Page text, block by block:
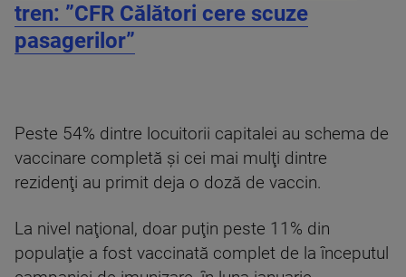
tren: ”CFR Călători cere scuze
pasagerilor”
Peste 54% dintre locuitorii capitalei au schema de
vaccinare completă şi cei mai mulţi dintre
rezidenţi au primit deja o doză de vaccin.
La nivel naţional, doar puţin peste 11% din
populaţie a fost vaccinată complet de la începutul